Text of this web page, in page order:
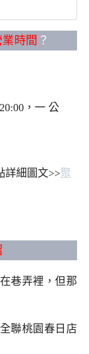
業時間 ？
，一 公
詳細圖文>>聚
巷弄裡，但那
聯桃園春日店